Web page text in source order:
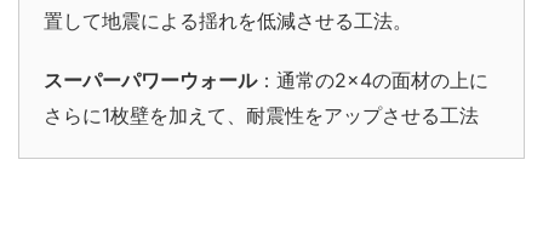
置して地震による揺れを低減させる工法。
スーパーパワーウォール：通常の2×4の面材の上に
さらに1枚壁を加えて、耐震性をアップさせる工法